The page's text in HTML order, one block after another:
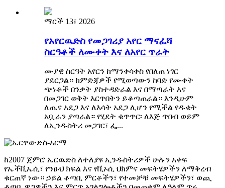
ማርች 13፣ 2026
የአየርዉድስ የመጋገሪያ አየር ማናፈሻ
ስርዓቶች ለሙቀት እና ለአየር ጥራት
ሙያዊ ስርዓት አየርን ከማንቀሳቀስ የበለጠ ነገር
ያደርጋል። ከምድጃዎች የሚወጣውን ከባድ የሙቀት
ጭነቶች በንቃት ያስተዳድራል እና በማጣራት እና
በመጋገር ወቅት እርጥበትን ይቆጣጠራል። እንዲሁም
ለጤና አደጋ እና ለእሳት አደጋ ሊሆን የሚችል የዱቄት
አቧራን ያጣራል። የሂደት ቁጥጥር፡ ለእጅ ጥበብ ወይም
ለኢንዱስትሪ መጋገር፣ ፌ...
ከ2007 ጀምሮ ኤርዉድስ ለተለያዩ ኢንዱስትሪዎች ሁሉን አቀፍ
የኤችቪኤሲ፣ የንፁህ ክፍል እና የቪኦሲ ህክምና መፍትሄዎችን ለማቅረብ
ቁርጠኛ ነው። ኃይል ቆጣቢ ምርቶችን፣ የተመቻቹ መፍትሄዎችን፣ ወጪ